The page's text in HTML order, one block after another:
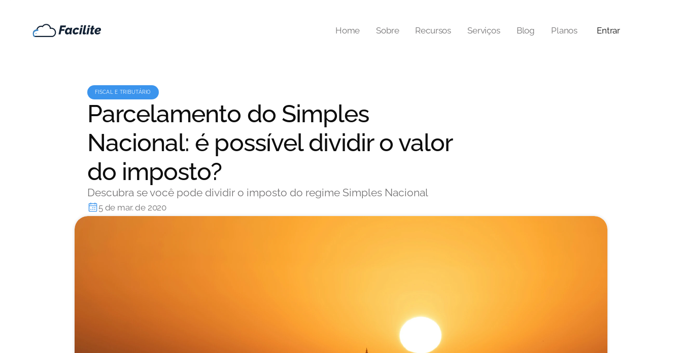
Home Sobre Recursos Serviços Blog Planos Entrar
FISCAL E TRIBUTÁRIO
Parcelamento do Simples
Nacional: é possível dividir o valor
do imposto?
Descubra se você pode dividir o imposto do regime Simples Nacional
5 de mar. de 2020